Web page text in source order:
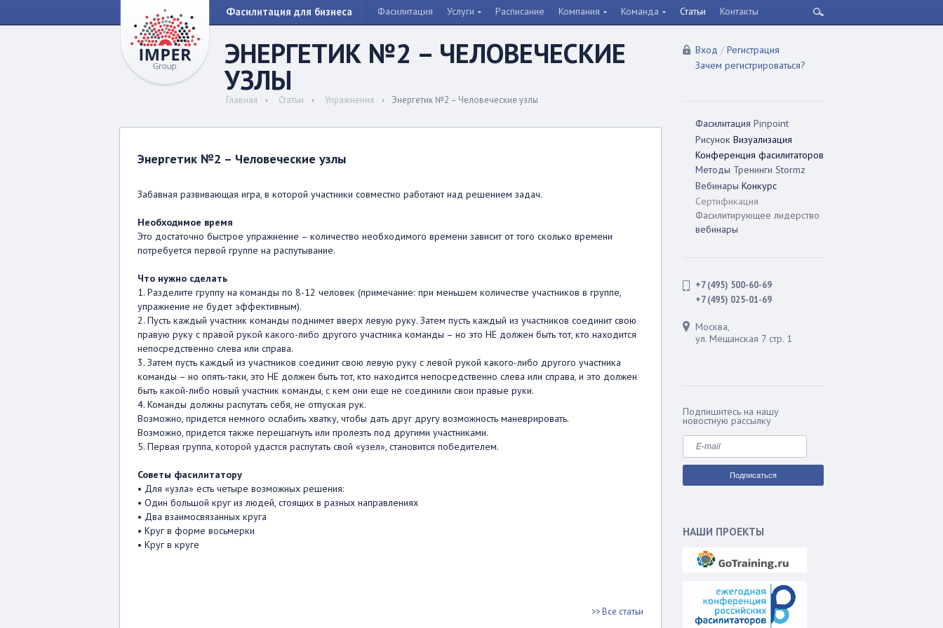
Фасилитация для бизнеса Фасилитация Услуги Расписание Компания Команда Статьи Контакты
ЭНЕРГЕТИК №2 – ЧЕЛОВЕЧЕСКИЕ
УЗЛЫ
Главная Статьи Упражнения Энергетик №2 – Человеческие узлы
Энергетик №2 – Человеческие узлы
Забавная развивающая игра, в которой участники совместно работают над решением задач.
Необходимое время
Это достаточно быстрое упражнение – количество необходимого времени зависит от того сколько времени
потребуется первой группе на распутывание.
Что нужно сделать
1. Разделите группу на команды по 8-12 человек (примечание: при меньшем количестве участников в группе,
упражнение не будет эффективным).
2. Пусть каждый участник команды поднимет вверх левую руку. Затем пусть каждый из участников соединит свою
правую руку с правой рукой какого-либо другого участника команды – но это НЕ должен быть тот, кто находится
непосредственно слева или справа.
3. Затем пусть каждый из участников соединит свою левую руку с левой рукой какого-либо другого участника
команды – но опять-таки, это НЕ должен быть тот, кто находится непосредственно слева или справа, и это должен
быть какой-либо новый участник команды, с кем они еще не соединили свои правые руки.
4. Команды должны распутать себя, не отпуская рук.
Возможно, придется немного ослабить хватку, чтобы дать друг другу возможность маневрировать.
Возможно, придется также перешагнуть или пролезть под другими участниками.
5. Первая группа, которой удастся распутать свой «узел», становится победителем.
Советы фасилитатору
• Для «узла» есть четыре возможных решения:
• Один большой круг из людей, стоящих в разных направлениях
• Два взаимосвязанных круга
• Круг в форме восьмерки
• Круг в круге
>> Все статьи
Вход / Регистрация
Зачем регистрироваться?
Фасилитация Pinpoint
Рисунок Визуализация
Конференция фасилитаторов
Методы Тренинги Stormz
Вебинары Конкурс
Сертификация
Фасилитирующее лидерство
вебинары
+7 (495) 500-60-69
+7 (495) 025-01-69
Москва,
ул. Мещанская 7 стр. 1
Подпишитесь на нашу
новостную рассылку
НАШИ ПРОЕКТЫ